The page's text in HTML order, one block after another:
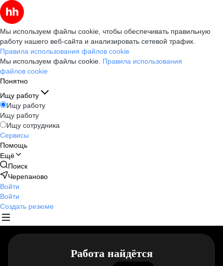
Мы используем файлы cookie, чтобы обеспечивать правильную
работу нашего веб-сайта и анализировать сетевой трафик.
Правила использования файлов cookie
Мы используем файлы cookie. Правила использования
файлов cookie
Понятно
Ищу работу
Ищу работу
Ищу работу
Ищу сотрудника
Сервисы
Помощь
Ещё
Поиск
Черепаново
Войти
Войти
Создать резюме
Работа найдётся